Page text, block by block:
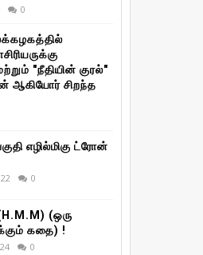
0
"நீதியின் குரல்"
ஆகியோர் சிறந்த
எழில்மிகு ட்ரோன்
0
(ஒரு
கதை) !
0